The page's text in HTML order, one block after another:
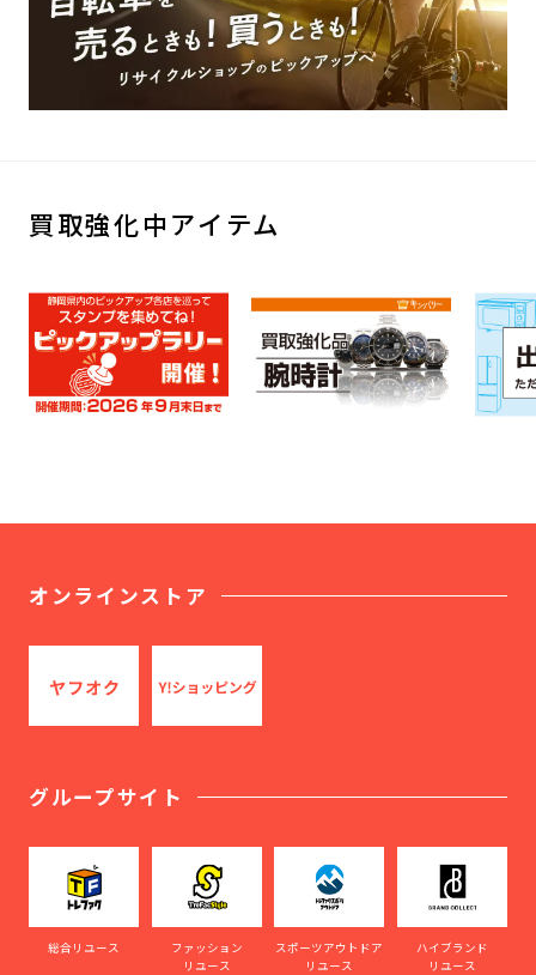
買取強化中アイテム
オンラインストア
グループサイト
総合リユース
ファッション
リユース
スポーツアウトドア
リユース
ハイブランド
リユース